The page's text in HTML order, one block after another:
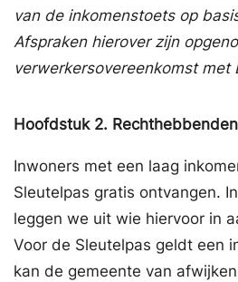
van de inkomenstoets op
Afspraken hierover zijn
verwerkersovereenkomst met
Hoofdstuk 2.
Inwoners met een laag
Sleutelpas gratis ontvangen.
leggen we uit wie hiervoor in
Voor de Sleutelpas geldt een
kan de gemeente van